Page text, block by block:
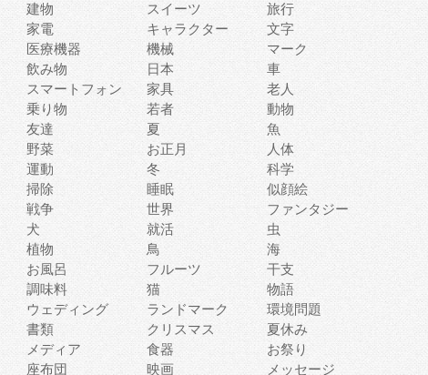
建物 スイーツ
旅行
家電 キャラクター
文字
医療機器 機械
マーク
飲み物 日本
車
スマートフォン 家具
老人
乗り物 若者
動物
友達 夏
魚
野菜 お正月
人体
運動 冬
科学
掃除 睡眠
似顔絵
戦争 世界
ファンタジー
犬 就活
虫
植物 鳥
海
お風呂 フルーツ
干支
調味料 猫
物語
ウェディング ランドマーク
環境問題
書類 クリスマス
夏休み
メディア 食器
お祭り
座布団 映画 メッセージ